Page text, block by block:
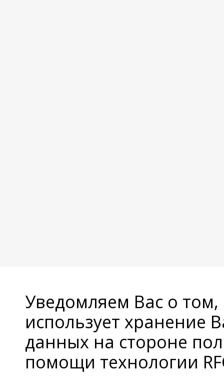
Уведомляем Вас о
использует хранение
данных на стороне
помощи технологии